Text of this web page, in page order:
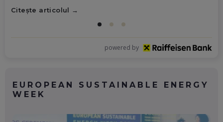
Citește articolul
powered by
EUROPEAN SUSTAINABLE ENERGY
WEEK